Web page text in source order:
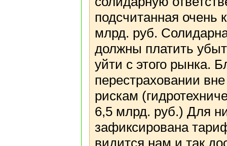
подсчитанная очень
млрд. руб.
должны платить
уйти с этого рынка.
перестраховании
рискам
6,5 млрд. руб.) Для
зафиксирована